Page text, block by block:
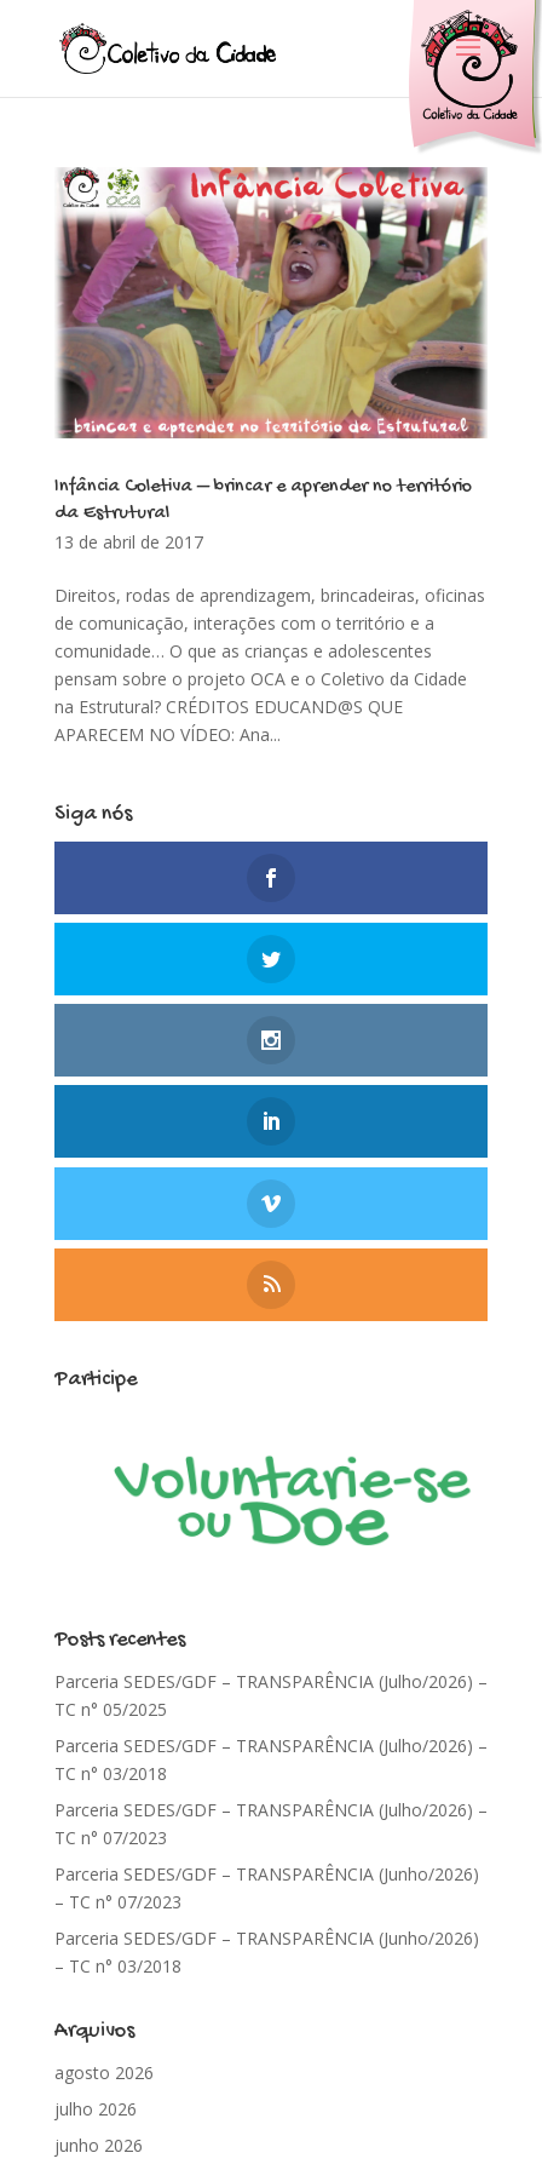
Infância Coletiva – brincar e aprender no território
da Estrutural
13 de abril de 2017
Direitos, rodas de aprendizagem, brincadeiras, oficinas
de comunicação, interações com o território e a
comunidade… O que as crianças e adolescentes
pensam sobre o projeto OCA e o Coletivo da Cidade
na Estrutural? CRÉDITOS EDUCAND@S QUE
APARECEM NO VÍDEO: Ana...
Siga nós
Participe
Posts recentes
Parceria SEDES/GDF – TRANSPARÊNCIA (Julho/2026) –
TC n° 05/2025
Parceria SEDES/GDF – TRANSPARÊNCIA (Julho/2026) –
TC n° 03/2018
Parceria SEDES/GDF – TRANSPARÊNCIA (Julho/2026) –
TC n° 07/2023
Parceria SEDES/GDF – TRANSPARÊNCIA (Junho/2026)
– TC n° 07/2023
Parceria SEDES/GDF – TRANSPARÊNCIA (Junho/2026)
– TC n° 03/2018
Arquivos
agosto 2026
julho 2026
junho 2026